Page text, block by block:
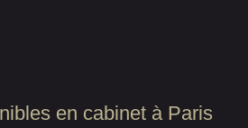
en cabinet à Paris